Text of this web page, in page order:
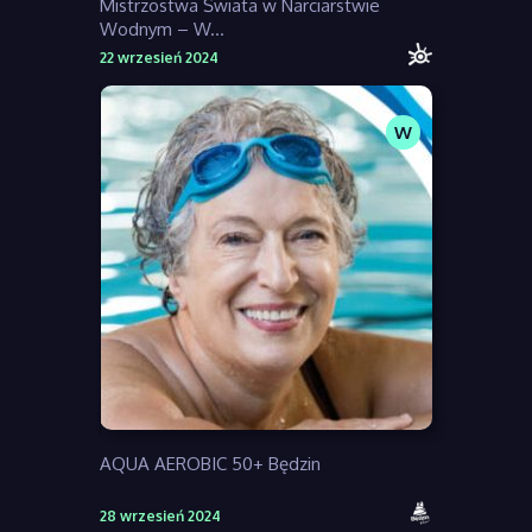
Mistrzostwa Świata w Narciarstwie
Wodnym – W...
22 wrzesień 2024
AQUA AEROBIC 50+ Będzin
W
28 wrzesień 2024